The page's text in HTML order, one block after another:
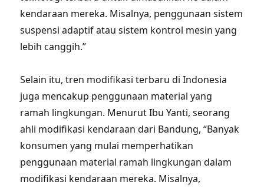
kendaraan mereka. Misalnya, penggunaan sistem
suspensi adaptif atau sistem kontrol mesin yang
lebih canggih.”
Selain itu, tren modifikasi terbaru di Indonesia
juga mencakup penggunaan material yang
ramah lingkungan. Menurut Ibu Yanti, seorang
ahli modifikasi kendaraan dari Bandung, “Banyak
konsumen yang mulai memperhatikan
penggunaan material ramah lingkungan dalam
modifikasi kendaraan mereka. Misalnya,